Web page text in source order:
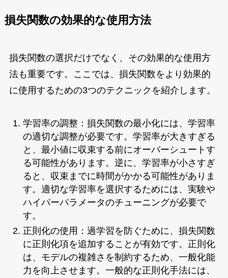
損失関数の効果的な使用方法
損失関数の選択だけでなく、その効果的な使用方
法も重要です。ここでは、損失関数をより効果的
に使用するための3つのテクニックを紹介します。
学習率の調整：損失関数の最小化には、学習率
の適切な調整が必要です。学習率が大きすぎる
と、最小値に収束する前にオーバーシュートす
る可能性があります。逆に、学習率が小さすぎ
ると、収束までに時間がかかる可能性がありま
す。適切な学習率を選択するためには、実験や
ハイパーパラメータのチューニングが必要で
す。
正則化の使用：過学習を防ぐために、損失関数
に正則化項を追加することが有効です。正則化
は、モデルの複雑さを制約するため、一般化能
力を向上させます。一般的な正則化手法には、